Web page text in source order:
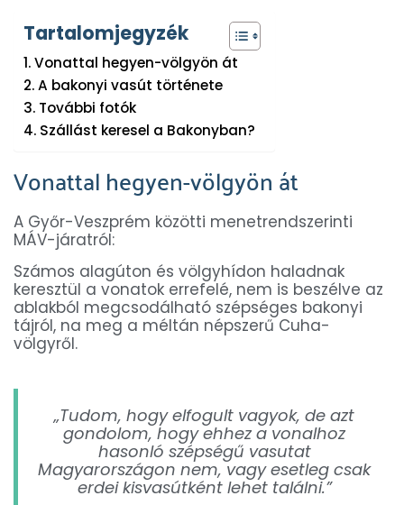
Tartalomjegyzék
Vonattal hegyen-völgyön át
A bakonyi vasút története
További fotók
Szállást keresel a Bakonyban?
Vonattal hegyen-völgyön át
A Győr-Veszprém közötti menetrendszerinti
MÁV-járatról:
Számos alagúton és völgyhídon haladnak
keresztül a vonatok errefelé, nem is beszélve az
ablakból megcsodálható szépséges bakonyi
tájról, na meg a méltán népszerű Cuha-
völgyről.
„Tudom, hogy elfogult vagyok, de azt
gondolom, hogy ehhez a vonalhoz
hasonló szépségű vasutat
Magyarországon nem, vagy esetleg csak
erdei kisvasútként lehet találni.”